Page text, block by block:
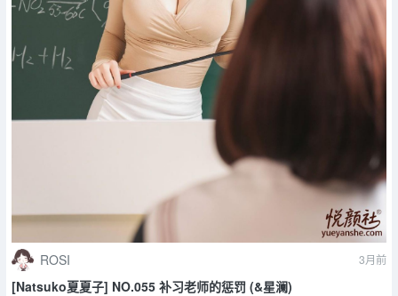
ROSI 3月前
[Natsuko夏夏子] NO.055 补习老师的惩罚 (&星澜)